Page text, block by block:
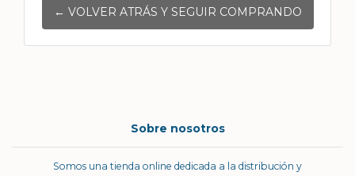
← VOLVER ATRÁS Y SEGUIR COMPRANDO
Sobre nosotros
Somos una tienda online dedicada a la distribución y